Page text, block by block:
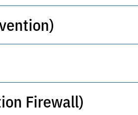
bulut xizmatlari orqali
qoidalarni qo'llab-
va BEC hujumlaridan
intellekt yordamida
Firewall)